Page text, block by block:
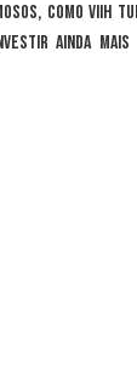
como Viih
ainda mais